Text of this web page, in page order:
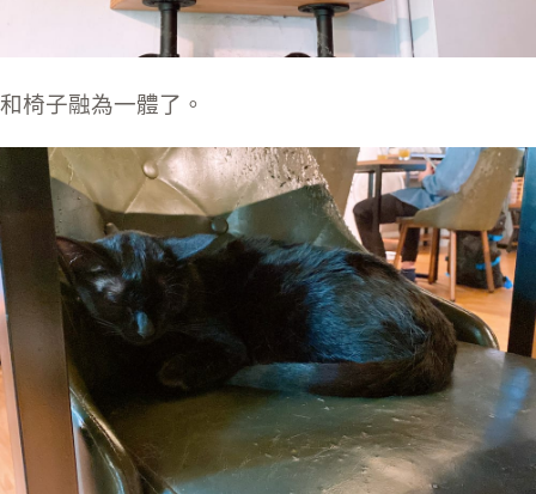
和椅子融為一體了。